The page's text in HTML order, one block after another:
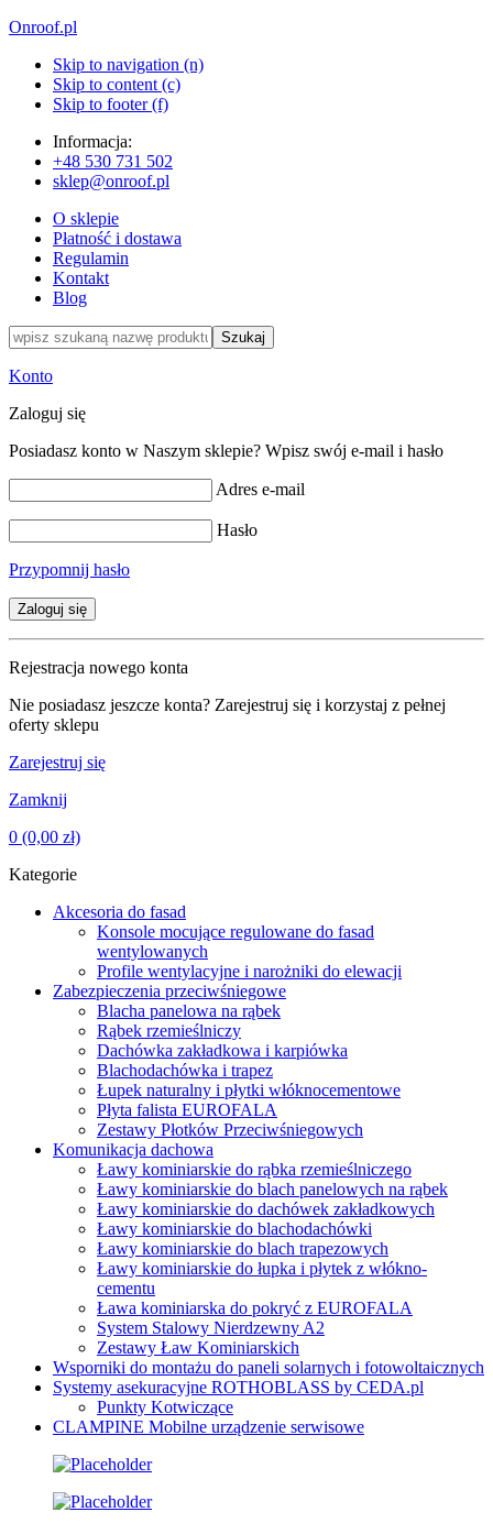
Onroof.pl
Skip to navigation (n)
Skip to content (c)
Skip to footer (f)
Informacja:
+48 530 731 502
sklep@onroof.pl
O sklepie
Płatność i dostawa
Regulamin
Kontakt
Blog
Szukaj
Konto
Zaloguj się
Posiadasz konto w Naszym sklepie? Wpisz swój e-mail i hasło
Adres e-mail
Hasło
Przypomnij hasło
Zaloguj się
Rejestracja nowego konta
Nie posiadasz jeszcze konta? Zarejestruj się i korzystaj z pełnej
oferty sklepu
Zarejestruj się
Zamknij
0 (0,00 zł)
Kategorie
Akcesoria do fasad
Konsole mocujące regulowane do fasad
wentylowanych
Profile wentylacyjne i narożniki do elewacji
Zabezpieczenia przeciwśniegowe
Blacha panelowa na rąbek
Rąbek rzemieślniczy
Dachówka zakładkowa i karpiówka
Blachodachówka i trapez
Łupek naturalny i płytki włóknocementowe
Płyta falista EUROFALA
Zestawy Płotków Przeciwśniegowych
Komunikacja dachowa
Ławy kominiarskie do rąbka rzemieślniczego
Ławy kominiarskie do blach panelowych na rąbek
Ławy kominiarskie do dachówek zakładkowych
Ławy kominiarskie do blachodachówki
Ławy kominiarskie do blach trapezowych
Ławy kominiarskie do łupka i płytek z włókno-
cementu
Ława kominiarska do pokryć z EUROFALA
System Stalowy Nierdzewny A2
Zestawy Ław Kominiarskich
Wsporniki do montażu do paneli solarnych i fotowoltaicznych
Systemy asekuracyjne ROTHOBLASS by CEDA.pl
Punkty Kotwiczące
CLAMPINE Mobilne urządzenie serwisowe